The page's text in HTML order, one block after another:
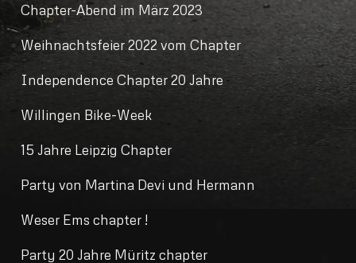
Chapter-Abend im März 2023
Weihnachtsfeier 2022 vom Chapter
Independence Chapter 20 Jahre
Willingen Bike-Week
15 Jahre Leipzig Chapter
Party von Martina Devi und Hermann
Weser Ems chapter !
Party 20 Jahre Müritz chapter